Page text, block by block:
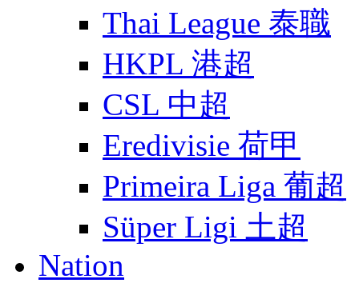
Thai League 泰職
HKPL 港超
CSL 中超
Eredivisie 荷甲
Primeira Liga 葡超
Süper Ligi 土超
Nation